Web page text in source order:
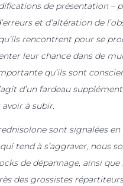
de présentation –
et d’altération de
rencontrent pour se
leur chance dans de
qu’ils sont
d’un fardeau
à subir.
sont signalées en
tend à s’aggraver, nous
de dépannage, ainsi que
des grossistes